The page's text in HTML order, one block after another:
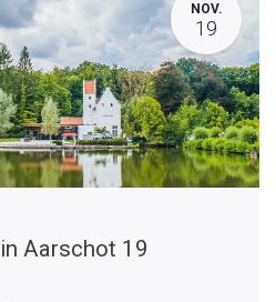
NOV.
19
Aarschot 19